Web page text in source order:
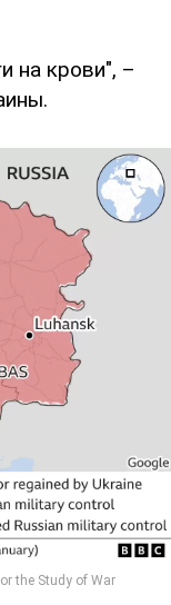
на крови", –